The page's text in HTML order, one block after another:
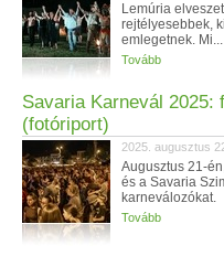
Lemúria
rejtélyesebbek,
emlegetnek. Mi...
Tovább
Savaria Karnevál 2025:
(fotóriport)
2025. augusztus
Augusztus 21-
és a Savaria
karneválozókat.
Tovább